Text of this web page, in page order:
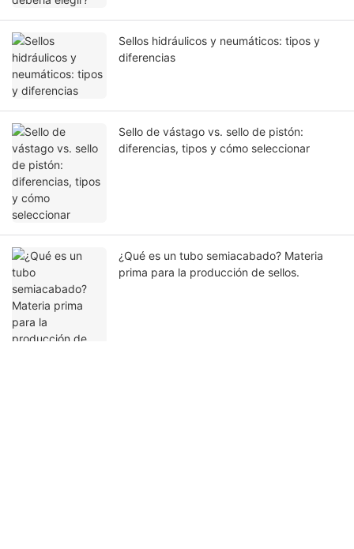
Sellos hidráulicos y neumáticos: tipos y
diferencias
Sello de vástago vs. sello de pistón:
diferencias, tipos y cómo seleccionar
¿Qué es un tubo semiacabado? Materia
prima para la producción de sellos.